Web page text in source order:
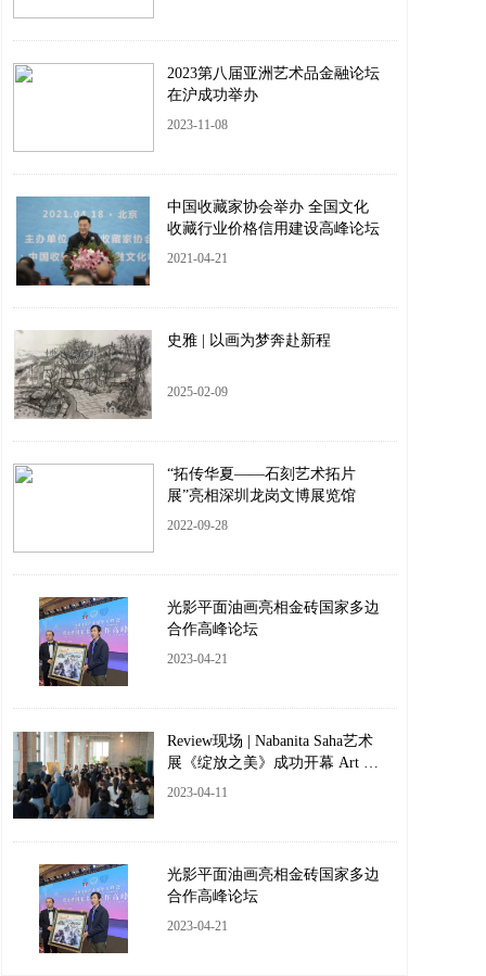
2023第八届亚洲艺术品金融论坛
在沪成功举办
2023-11-08
中国收藏家协会举办 全国文化
收藏行业价格信用建设高峰论坛
2021-04-21
史雅 | 以画为梦奔赴新程
2025-02-09
“拓传华夏——石刻艺术拓片
展”亮相深圳龙岗文博展览馆
2022-09-28
光影平面油画亮相金砖国家多边
合作高峰论坛
2023-04-21
Review现场 | Nabanita Saha艺术
展《绽放之美》成功开幕 Art Ex
hibition Opening
2023-04-11
光影平面油画亮相金砖国家多边
合作高峰论坛
2023-04-21